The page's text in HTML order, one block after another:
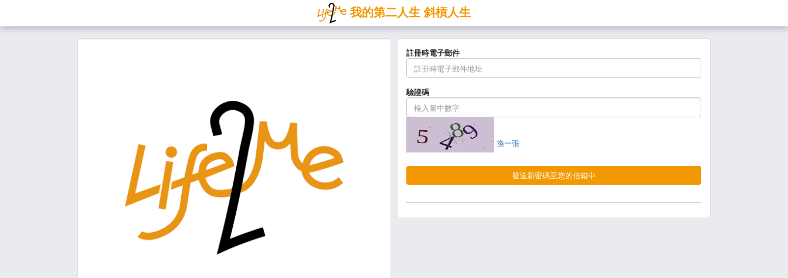
我的第二人生 斜槓人生
註冊時電子郵件
驗證碼
換一張
發送新密碼至您的信箱中